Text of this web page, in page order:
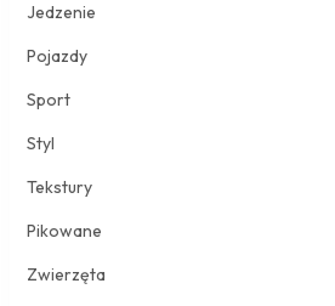
Jedzenie
Pojazdy
Sport
Styl
Tekstury
Pikowane
Zwierzęta